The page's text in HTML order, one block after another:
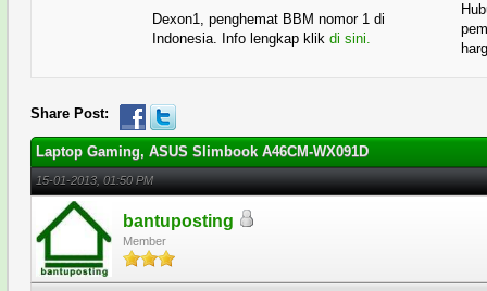
Dexon1, penghemat BBM nomor 1 di
Indonesia. Info lengkap klik di sini.
Share Post:
Laptop Gaming, ASUS Slimbook A46CM-WX091D
15-01-2013, 01:50 PM
bantuposting
Member